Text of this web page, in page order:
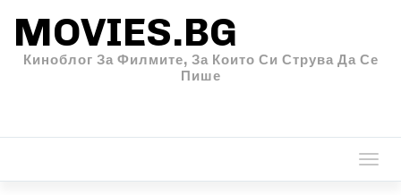
MOVIES.BG
Киноблог За Филмите, За Които Си Струва Да Се
Пише